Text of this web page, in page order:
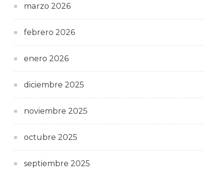
marzo 2026
febrero 2026
enero 2026
diciembre 2025
noviembre 2025
octubre 2025
septiembre 2025